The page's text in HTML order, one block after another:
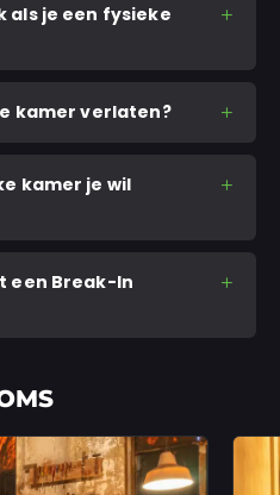
als je een fysieke
kamer verlaten?
kamer je wil
een Break-In